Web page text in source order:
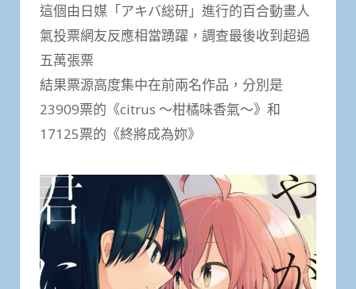
這個由日媒「アキバ総研」進行的百合動畫人
氣投票網友反應相當踴躍，調查最後收到超過
五萬張票
結果票源高度集中在前兩名作品，分別是
23909票的《citrus ～柑橘味香氣～》和
17125票的《終將成為妳》